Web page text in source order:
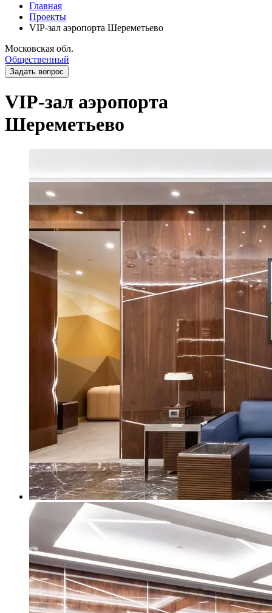
Главная
Проекты
VIP-зал аэропорта Шереметьево
Московская обл.
Общественный
Задать вопрос
VIP-зал аэропорта
Шереметьево